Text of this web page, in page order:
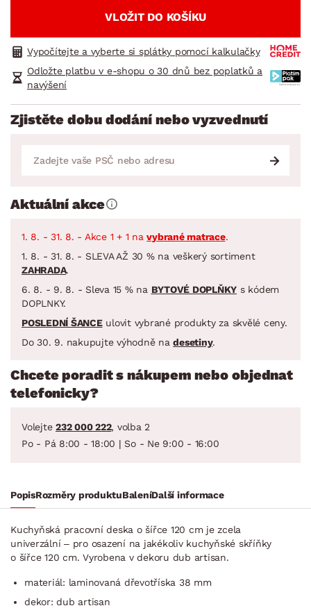
VLOŽIT DO KOŠÍKU
Vypočítejte a vyberte si splátky pomocí kalkulačky
Odložte platbu v e-shopu o 30 dnů bez poplatků a
navýšení
Zjistěte dobu dodání nebo vyzvednutí
Aktuální akce
1. 8. - 31. 8. - Akce 1 + 1 navybrané matrace.
1. 8. - 31. 8. - SLEVA AŽ 30 % na veškerý sortiment
ZAHRADA.
6. 8. - 9. 8. - Sleva 15 % na BYTOVÉ DOPLŇKY s kódem
DOPLNKY.
POSLEDNÍ ŠANCEulovit vybrané produkty za skvělé ceny.
Do 30. 9. nakupujte výhodně nadesetiny.
Chcete poradit s nákupem nebo objednat
telefonicky?
Volejte 232 000 222, volba 2
Po - Pá 8:00 - 18:00 | So - Ne 9:00 - 16:00
PopisRozměry produktuBaleníDalší informace
Kuchyňská pracovní deska o šířce 120 cm je zcela
univerzální – pro osazení na jakékoliv kuchyňské skříňky
o šířce 120 cm. Vyrobena v dekoru dub artisan.
materiál: laminovaná dřevotříska 38 mm
dekor: dub artisan